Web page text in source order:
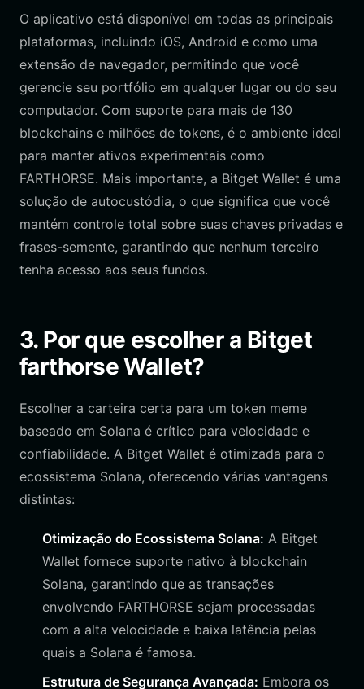
O aplicativo está disponível em todas as principais
plataformas, incluindo iOS, Android e como uma
extensão de navegador, permitindo que você
gerencie seu portfólio em qualquer lugar ou do seu
computador. Com suporte para mais de 130
blockchains e milhões de tokens, é o ambiente ideal
para manter ativos experimentais como
FARTHORSE. Mais importante, a Bitget Wallet é uma
solução de autocustódia, o que significa que você
mantém controle total sobre suas chaves privadas e
frases-semente, garantindo que nenhum terceiro
tenha acesso aos seus fundos.
3. Por que escolher a Bitget
farthorse Wallet?
Escolher a carteira certa para um token meme
baseado em Solana é crítico para velocidade e
confiabilidade. A Bitget Wallet é otimizada para o
ecossistema Solana, oferecendo várias vantagens
distintas:
Otimização do Ecossistema Solana: A Bitget
Wallet fornece suporte nativo à blockchain
Solana, garantindo que as transações
envolvendo FARTHORSE sejam processadas
com a alta velocidade e baixa latência pelas
quais a Solana é famosa.
Estrutura de Segurança Avançada: Embora os